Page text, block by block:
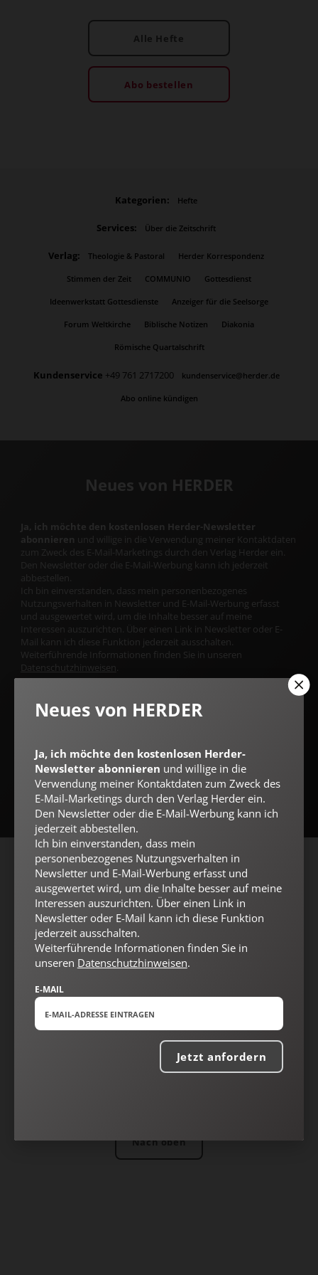
Alle Hefte
Abo bestellen
Kategorien: Hefte
Services: Über die Zeitschrift
Verlag: Theologie & Pastoral Herder Korrespondenz
Stimmen der Zeit COMMUNIO Gottesdienst
Ideenwerkstatt Gottesdienste Anzeiger für die Seelsorge
Forum Weltkirche Biblische Notizen Diakonia
Römische Quartalschrift
Kundenservice +49 761 2717200 kundenservice@herder.de
Abo online kündigen
Neues von HERDER
Ja, ich möchte den kostenlosen Herder-Newsletter
abonnieren und willige in die Verwendung meiner Kontaktdaten
zum Zweck des E-Mail-Marketings durch den Verlag Herder ein.
Den Newsletter oder die E-Mail-Werbung kann ich jederzeit
abbestellen.
Ich bin einverstanden, dass mein personenbezogenes
Nutzungsverhalten in Newsletter und E-Mail-Werbung erfasst
und ausgewertet wird, um die Inhalte besser auf meine
Interessen auszurichten. Über einen Link in Newsletter oder E-
Mail kann ich diese Funktion jederzeit ausschalten.
Weiterführende Informationen finden Sie in unseren
Datenschutzhinweisen
Jetzt anmelden
AGB und Widerrufsbelehrung Datenschutz Barrierefreiheit
Impressum
Vertrag widerrufen Abo online kündigen
Nach oben
Neues von HERDER
Ja, ich möchte den kostenlosen Herder-
Newsletter abonnieren und willige in die
Verwendung meiner Kontaktdaten zum Zweck des
E-Mail-Marketings durch den Verlag Herder ein.
Den Newsletter oder die E-Mail-Werbung kann ich
jederzeit abbestellen.
Ich bin einverstanden, dass mein
personenbezogenes Nutzungsverhalten in
Newsletter und E-Mail-Werbung erfasst und
ausgewertet wird, um die Inhalte besser auf meine
Interessen auszurichten. Über einen Link in
Newsletter oder E-Mail kann ich diese Funktion
jederzeit ausschalten.
Weiterführende Informationen finden Sie in
unseren Datenschutzhinweisen.
E-MAIL
Jetzt anfordern